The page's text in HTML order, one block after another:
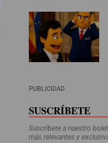
PUBLICIDAD
SUSCRÍBETE
Suscríbete a nuestro
más relevantes y